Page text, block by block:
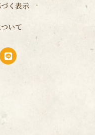
く表示
いて
L
i
n